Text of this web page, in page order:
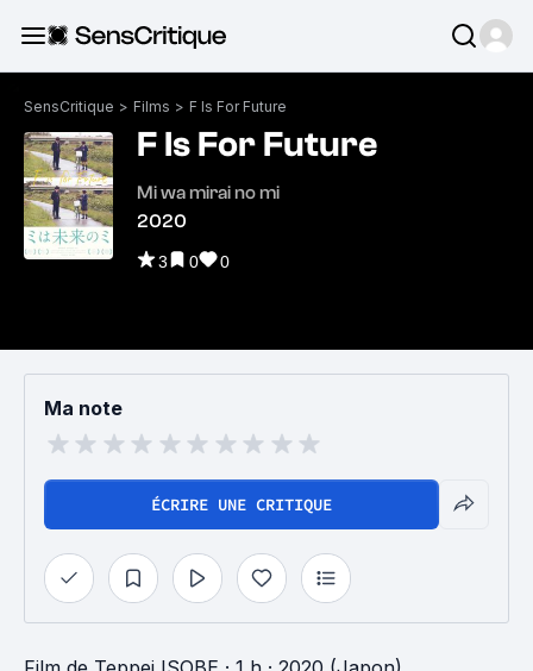
SensCritique > Films > F Is For Future
F Is For Future
Mi wa mirai no mi
2020
3 0 0
Ma note
ÉCRIRE UNE CRITIQUE